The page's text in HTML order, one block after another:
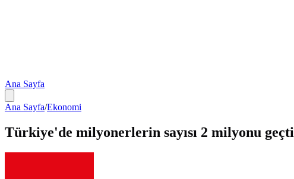
Ana Sayfa
Ana Sayfa/Ekonomi
Türkiye'de milyonerlerin sayısı 2 milyonu geçti